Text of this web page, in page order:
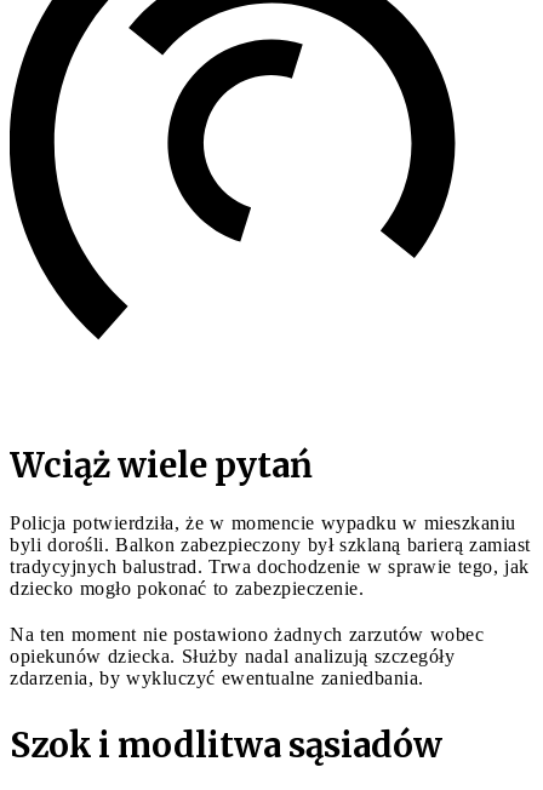
Wciąż wiele pytań
Policja potwierdziła, że w momencie wypadku w mieszkaniu
byli dorośli. Balkon zabezpieczony był szklaną barierą zamiast
tradycyjnych balustrad. Trwa dochodzenie w sprawie tego, jak
dziecko mogło pokonać to zabezpieczenie.
Na ten moment nie postawiono żadnych zarzutów wobec
opiekunów dziecka. Służby nadal analizują szczegóły
zdarzenia, by wykluczyć ewentualne zaniedbania.
Szok i modlitwa sąsiadów